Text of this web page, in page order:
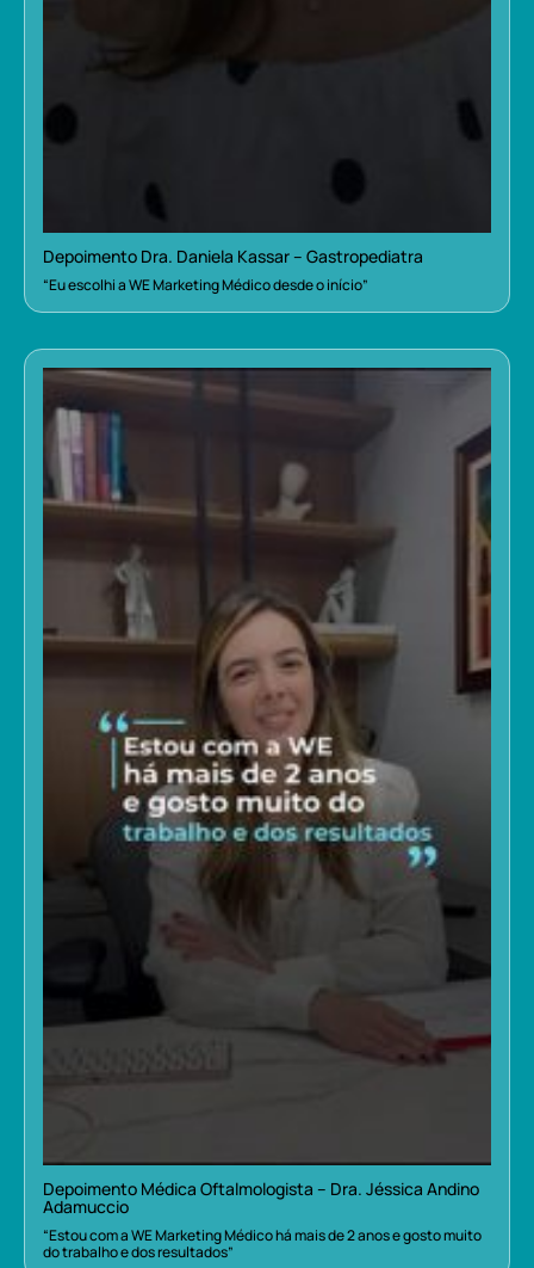
Depoimento Dra. Daniela Kassar – Gastropediatra
“Eu escolhi a WE Marketing Médico desde o início”
Depoimento Médica Oftalmologista – Dra. Jéssica Andino
Adamuccio
“Estou com a WE Marketing Médico há mais de 2 anos e gosto muito
do trabalho e dos resultados”